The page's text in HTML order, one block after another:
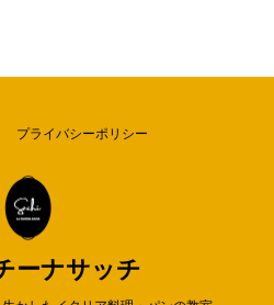
プライバシーポリシー
ーナサッチ